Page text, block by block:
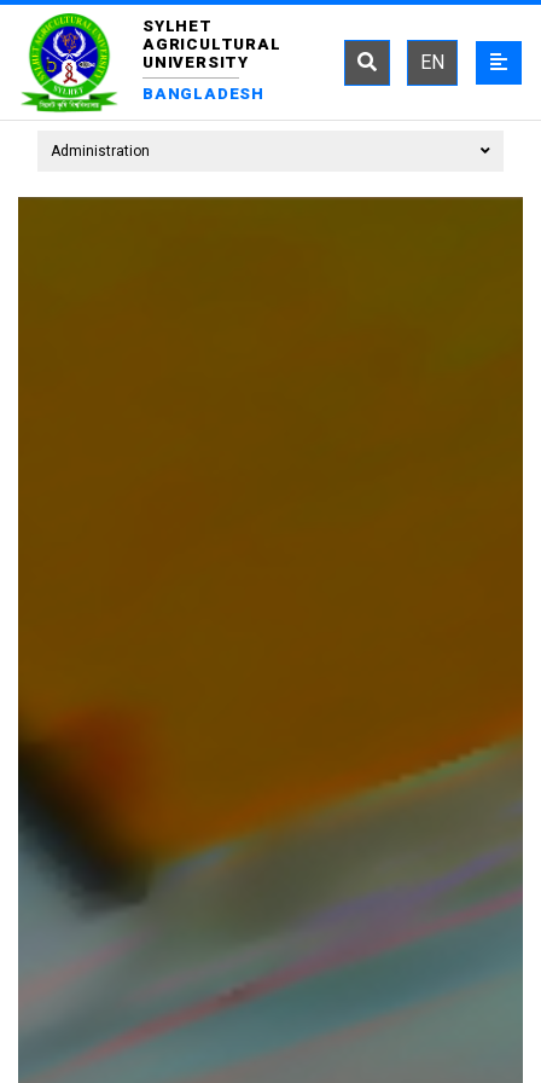
SYLHET
AGRICULTURAL
UNIVERSITY
BANGLADESH
EN
Administration